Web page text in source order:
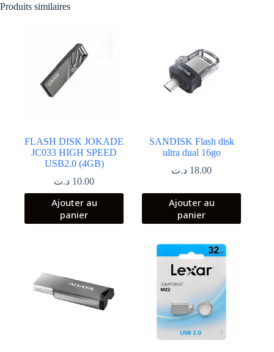
Produits similaires
FLASH DISK JOKADE
JC033 HIGH SPEED
USB2.0 (4GB)
10.00 د.ت
Ajouter au
panier
SANDISK Flash disk
ultra dual 16go
18.00 د.ت
Ajouter au
panier